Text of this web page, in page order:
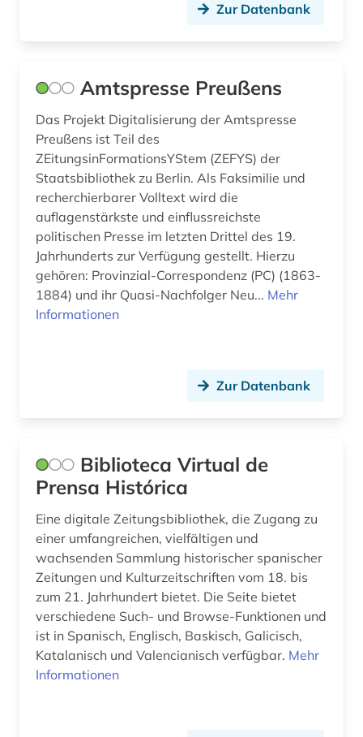
friesland (1)
gefangener (1)
gelnhausen (1)
genf (1)
geschichte (14)
geschichte 1699-1812 (1)
geschichte 1800-1929 (1)
geschichte 1918-1933 (1)
geschichte 1996 (1)
gesellschaft (1)
gießen (1)
glasgow (1)
glossar (1)
Zur Datenbank
Amtspresse Preußens
Das Projekt Digitalisierung der Amtspresse
Preußens ist Teil des
ZEitungsinFormationsYStem (ZEFYS) der
Staatsbibliothek zu Berlin. Als Faksimilie und
recherchierbarer Volltext wird die
auflagenstärkste und einflussreichste
politischen Presse im letzten Drittel des 19.
Jahrhunderts zur Verfügung gestellt. Hierzu
gehören: Provinzial-Correspondenz (PC) (1863-
1884) und ihr Quasi-Nachfolger Neu... Mehr
Informationen
Zur Datenbank
Biblioteca Virtual de
Prensa Histórica
Eine digitale Zeitungsbibliothek, die Zugang zu
einer umfangreichen, vielfältigen und
wachsenden Sammlung historischer spanischer
Zeitungen und Kulturzeitschriften vom 18. bis
zum 21. Jahrhundert bietet. Die Seite bietet
verschiedene Such- und Browse-Funktionen und
ist in Spanisch, Englisch, Baskisch, Galicisch,
Katalanisch und Valencianisch verfügbar. Mehr
Informationen